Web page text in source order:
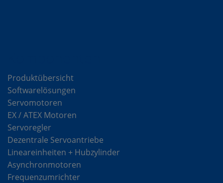
Produktübersicht
Softwarelösungen
Servomotoren
EX / ATEX Motoren
Servoregler
Dezentrale Servoantriebe
Lineareinheiten + Hubzylinder
Asynchronmotoren
Frequenzumrichter